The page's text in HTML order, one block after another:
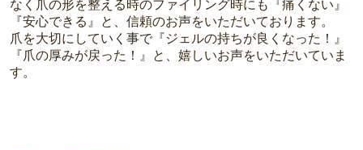
なく爪の形を整える時のファイリング時にも『痛くない』
『安心できる』と、信頼のお声をいただいております。
爪を大切にしていく事で『ジェルの持ちが良くなった！』
『爪の厚みが戻った！』と、嬉しいお声をいただいていま
す。